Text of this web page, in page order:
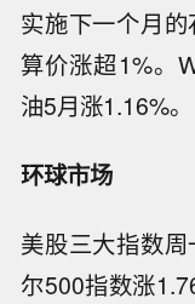
实施下一个月
算价涨超1%。
油5月涨1.16%。
环球市场
美股三大指数
尔500指数涨